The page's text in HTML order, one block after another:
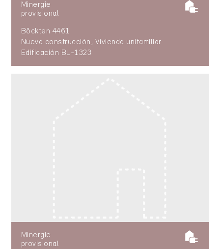
Minergie
provisional
Böckten 4461
Nueva construcción, Vivienda unifamiliar
Edificación BL-1323
Minergie
provisional